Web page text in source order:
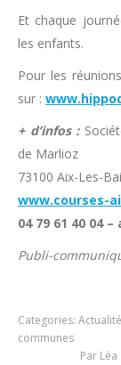
Et chaque
les enfants.
Pour les
sur :
+ d’infos :
de Marlioz
73100 Aix-Les-
www.courses-
04 79 61 40 04
Publi-
Categories:
communes
Par Léa